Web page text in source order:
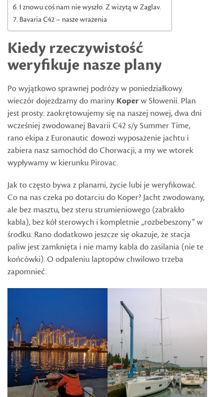
I znowu coś nam nie wyszło. Z wizytą w Zaglav.
Bavaria C42 – nasze wrażenia
Kiedy rzeczywistość
weryfikuje nasze plany
Po wyjątkowo sprawnej podróży w poniedziałkowy
wieczór dojeżdżamy do mariny Koperw Słowenii. Plan
jest prosty: zaokrętowujemy się na naszej nowej, dwa dni
wcześniej zwodowanej Bavarii C42 s/y Summer Time,
rano ekipa z Euronautic dowozi wyposażenie jachtu i
zabiera nasz samochód do Chorwacji, a my we wtorek
wypływamy w kierunku Pirovac.
Jak to często bywa z planami, życie lubi je weryfikować.
Co na nas czeka po dotarciu do Koper? Jacht zwodowany,
ale bez masztu, bez steru strumieniowego (zabrakło
kabla), bez kół sterowych i kompletnie „rozbebeszony” w
środku. Rano dodatkowo jeszcze się okazuje, że stacja
paliw jest zamknięta i nie mamy kabla do zasilania (nie te
końcówki). O odpaleniu laptopów chwilowo trzeba
zapomnieć.